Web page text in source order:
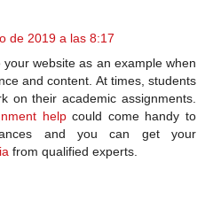
de 2019 a las 8:17
website as an example when
and content. At times, students
on their academic assignments.
helpcould come handy to
and you can get your
from qualified experts.